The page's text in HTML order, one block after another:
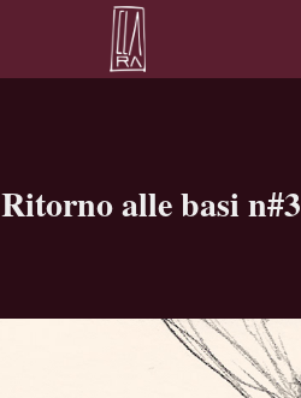
Ritorno alle basi n#3